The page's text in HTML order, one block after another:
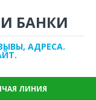
БАНКИ
АДРЕСА.
ЛИНИЯ